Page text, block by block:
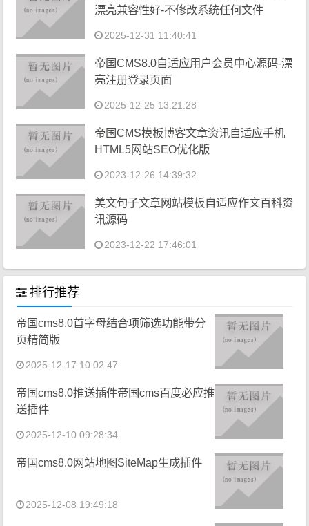
漂亮兼容性好-不修改系统任何文件
2025-12-31 11:40:41
帝国CMS8.0自适应用户会员中心源码-漂
亮注册登录页面
2025-12-25 13:21:28
帝国CMS模板博客文章资讯自适应手机
HTML5网站SEO优化版
2023-12-26 14:39:32
美文句子文章网站模板自适应作文百科资
讯源码
2023-12-22 17:46:01
排行推荐
帝国cms8.0首字母结合项筛选功能带分
页精简版
2025-12-17 10:02:47
帝国cms8.0推送插件帝国cms百度必应推
送插件
2025-12-10 09:28:34
帝国cms8.0网站地图SiteMap生成插件
2025-12-08 19:49:18